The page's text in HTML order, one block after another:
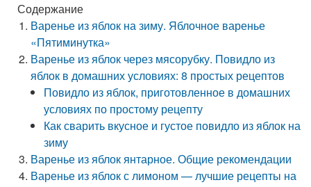
Содержание
Варенье из яблок на зиму. Яблочное варенье
«Пятиминутка»
Варенье из яблок через мясорубку. Повидло из
яблок в домашних условиях: 8 простых рецептов
Повидло из яблок, приготовленное в домашних
условиях по простому рецепту
Как сварить вкусное и густое повидло из яблок на
зиму
Варенье из яблок янтарное. Общие рекомендации
Варенье из яблок с лимоном — лучшие рецепты на